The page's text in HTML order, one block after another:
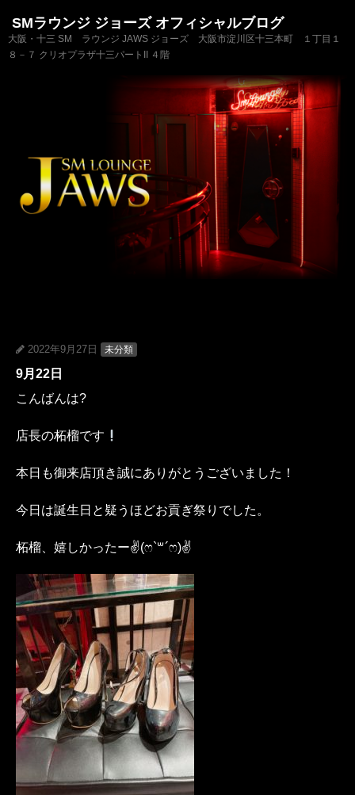
SMラウンジ ジョーズ オフィシャルブログ
大阪・十三 SM ラウンジ JAWS ジョーズ 大阪市淀川区十三本町 １丁目１
８－７ クリオプラザ十三パートII ４階
2022年9月27日 未分類
9月22日
こんばんは?
店長の柘榴です
本日も御来店頂き誠にありがとうございました！
今日は誕生日と疑うほどお貢ぎ祭りでした。
柘榴、嬉しかったー✌️(ෆ`꒳´ෆ)✌️